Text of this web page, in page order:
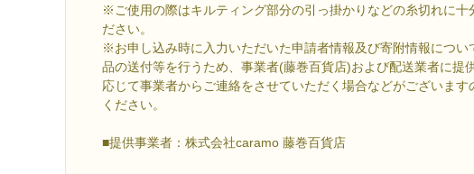
※ご使用の際はキルティング部分の引っ掛かりなどの糸切れに十
ださい。
※お申し込み時に入力いただいた申請者情報及び寄附情報につい
品の送付等を行うため、事業者(藤巻百貨店)および配送業者に提
応じて事業者からご連絡をさせていただく場合などがございます
ください。
■提供事業者：株式会社caramo 藤巻百貨店